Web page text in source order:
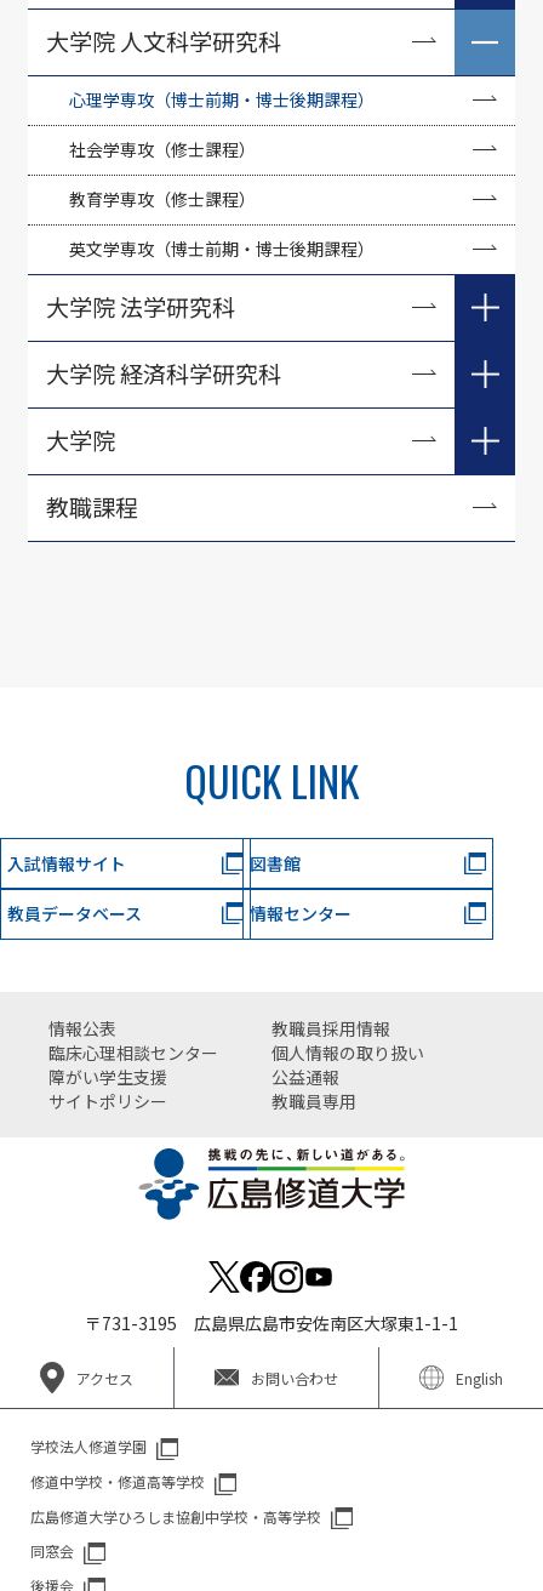
学生交流制度
商学専攻（博士前期・博士後期課程）
経営学専攻（博士前期・博士後期課程）
大学院 人文科学研究科
心理学専攻（博士前期・博士後期課程）
社会学専攻（修士課程）
教育学専攻（修士課程）
英文学専攻（博士前期・博士後期課程）
大学院 法学研究科
法律学専攻（修士課程）
国際政治学専攻（修士課程）
大学院 経済科学研究科
現代経済システム専攻（博士前期・博士後期課程）
経済情報専攻（博士前期・博士後期課程）
大学院
大学院教員一覧
教職課程
QUICK LINK
入試情報サイト 図書館
教員データベース 情報センター
情報公表
教職員採用情報
臨床心理相談センター
個人情報の取り扱い
障がい学生支援
公益通報
サイトポリシー
教職員専用
〒731-3195 広島県広島市安佐南区大塚東1-1-1
アクセス お問い合わせ English
学校法人修道学園
修道中学校・修道高等学校
広島修道大学ひろしま協創中学校・高等学校
同窓会
後援会